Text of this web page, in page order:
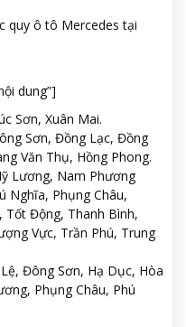
quy ô tô Mercedes tại
dung”]
Sơn, Xuân Mai.
Sơn, Đồng Lạc, Đồng
Văn Thụ, Hồng Phong.
Lương, Nam Phương
Nghĩa, Phụng Châu,
Tốt Động, Thanh Bình,
Vực, Trần Phú, Trung
Đông Sơn, Hạ Dục, Hòa
Phụng Châu, Phú